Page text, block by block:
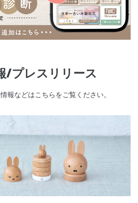
/プレスリリース
報などはこちらをご覧ください。